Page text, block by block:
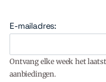
E-mailadres:
Ontvang elke week het
aanbiedingen.